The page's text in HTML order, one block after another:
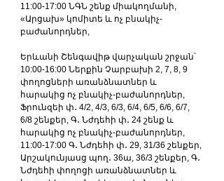
11:00-17:00 ՆԳՆ շենք միակողմանի,
«Արցախ» կոմիտե և ոչ բնակիչ-
բաժանորդներ,
Երևանի Շենգավիթ վարչական շրջան՝
10:00-16:00 Ներքին Չարբախի 2, 7, 8, 9
փողոցների առանձնատներ և
հարակից ոչ բնակիչ-բաժանորդներ,
Ֆրունզեի փ․ 4/2, 4/3, 6/3, 6/4, 6/5, 6/6, 6/7,
6/8 շենքեր, Գ․ Նժդեհի փ․ 24 շենք և
հարակից ոչ բնակիչ-բաժանորդներ,
11:00-17:00 Գ․ Նժդեհի փ․ 29, 31/36 շենքեր,
Արշակունյասց պող․ 36ա, 36/3 շենքեր, Գ․
Նժդեհի փողոցի առանձնատներ և